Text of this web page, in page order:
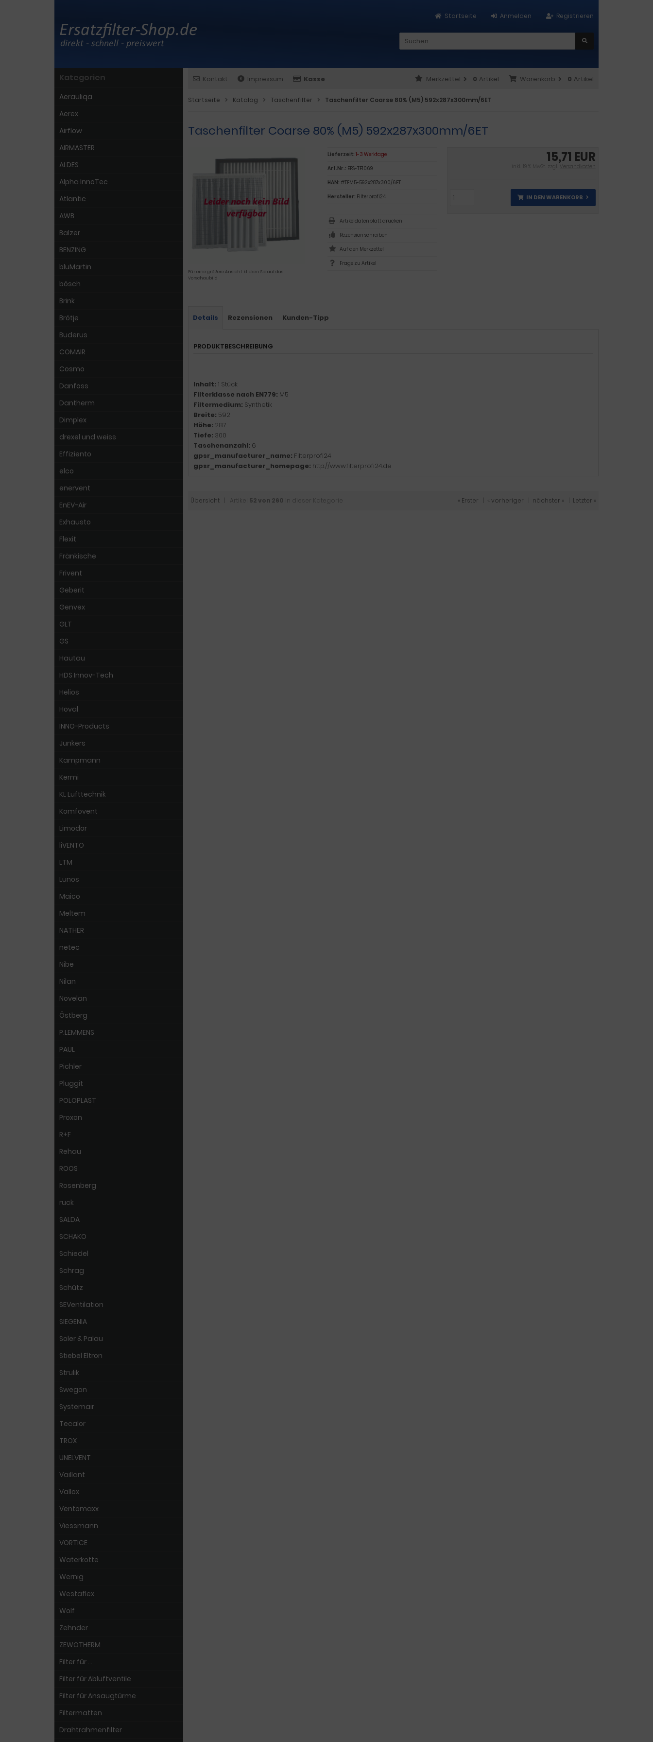
Registrieren
Anmelden
Startseite
Kontakt Impressum Kasse Warenkorb 0 Artikel
Merkzettel 0 Artikel
Startseite Katalog Taschenfilter Taschenfilter Coarse 80% (M5) 592x287x300mm/6ET
Taschenfilter Coarse 80% (M5) 592x287x300mm/6ET
Für eine größere Ansicht klicken Sie auf das
Vorschaubild
15,71 EUR
inkl. 19 % MwSt. zzgl. Versandkosten
IN DEN WARENKORB
Lieferzeit: 1-3 Werktage
Art.Nr.: EFS-TF1069
HAN: #TFM5-592x287x300/6ET
Hersteller: Filterprofi24
Artikeldatenblatt drucken
Rezension schreiben
Frage zu Artikel
Details Rezensionen Kunden-Tipp
PRODUKTBESCHREIBUNG
Inhalt: 1 Stück
Filterklasse nach EN779: M5
Filtermedium: Synthetik
Breite: 592
Höhe: 287
Tiefe: 300
Taschenanzahl: 6
gpsr_manufacturer_name: Filterprofi24
gpsr_manufacturer_homepage: http://www.filterprofi24.de
Übersicht | Artikel 52 von 260 in dieser Kategorie « Erster « vorheriger nächster » Letzter »
Kategorien
Aerauliqa
Aerex
Airflow
AIRMASTER
ALDES
Alpha InnoTec
Atlantic
AWB
Balzer
BENZING
bluMartin
bösch
Brink
Brötje
Buderus
COMAIR
Cosmo
Danfoss
Dantherm
Dimplex
drexel und weiss
Effiziento
elco
enervent
EnEV-Air
Exhausto
Flexit
Fränkische
Frivent
Geberit
Genvex
GLT
GS
Hautau
HDS Innov-Tech
Helios
Hoval
INNO-Products
Junkers
Kampmann
Kermi
KL Lufttechnik
Komfovent
Limodor
liVENTO
LTM
Lunos
Maico
Meltem
NATHER
netec
Nibe
Nilan
Novelan
Östberg
P.LEMMENS
PAUL
Pichler
Pluggit
POLOPLAST
Proxon
R+F
Rehau
ROOS
Rosenberg
ruck
SALDA
SCHAKO
Schiedel
Schrag
Schütz
SEVentilation
SIEGENIA
Soler & Palau
Stiebel Eltron
Strulik
Swegon
Systemair
Tecalor
TROX
UNELVENT
Vaillant
Vallox
Ventomaxx
Viessmann
VORTICE
Waterkotte
Wernig
Westaflex
Wolf
Zehnder
ZEWOTHERM
Filter für ...
Filter für Abluftventile
Filter für Ansaugtürme
Filtermatten
Drahtrahmenfilter